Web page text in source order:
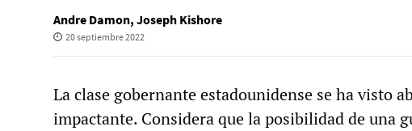
Andre Damon, Joseph Kishore
20 septiembre 2022
La clase gobernante estadounidense se ha visto
impactante. Considera que la posibilidad de una